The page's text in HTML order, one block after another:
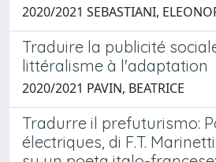
2020/2021 SEBASTIANI,
Traduire la publicité
littéralisme à l'adaptation
2020/2021 PAVIN, BEATRICE
Tradurre il prefuturismo:
électriques, di F.T.